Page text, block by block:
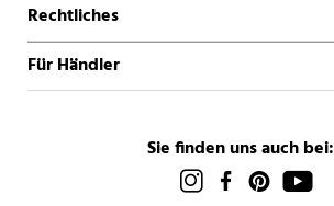
Rechtliches
Für Händler
Sie finden uns auch bei: